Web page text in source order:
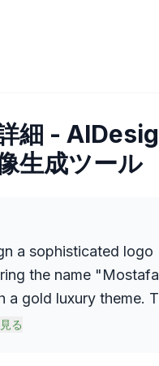
細 -
生成ツール
a sophisticated logo
the name
a gold luxury theme.
incorporate a flowing,
る